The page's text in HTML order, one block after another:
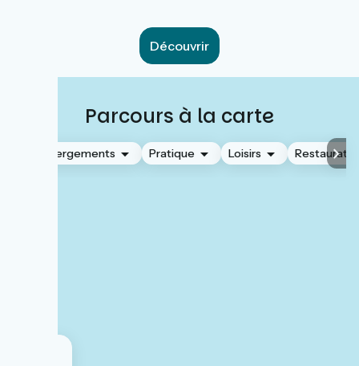
Découvrir
Parcours à la carte
Hébergements Pratique Loisirs